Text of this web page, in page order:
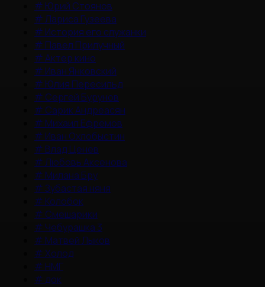
# Юрий Стоянов
#Лариса Гузеева
# История его служанки
# Павел Прилучный
#Актер кино
# Иван Янковский
# Юлия Пересильд
# Сергей Бурунов
# Сарик Андреасян
# Михаил Ефремов
# Иван Охлобыстин
# Влад Ценев
#Любовь Аксенова
# Милана Бру
#Зубастая няня
# Колобок
# Смешарики
# Чебурашка 3
# Матвей Лыков
#Холод
# НМГ
# док